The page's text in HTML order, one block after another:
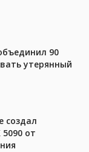
90
утерянный
создал
от